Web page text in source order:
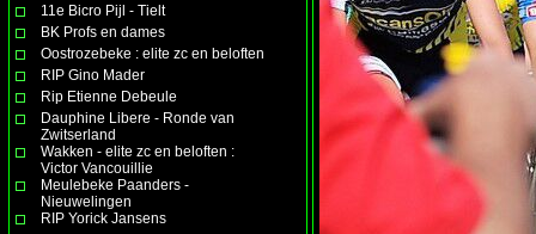
11e Bicro Pijl - Tielt
BK Profs en dames
Oostrozebeke : elite zc en beloften
RIP Gino Mader
Rip Etienne Debeule
Dauphine Libere - Ronde van
Zwitserland
Wakken - elite zc en beloften :
Victor Vancouillie
Meulebeke Paanders -
Nieuwelingen
RIP Yorick Jansens